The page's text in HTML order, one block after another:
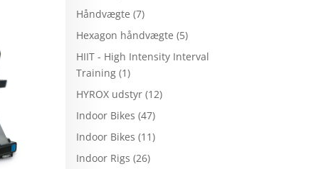
Håndvægte (7)
Hexagon håndvægte (5)
HIIT - High Intensity Interval
Training (1)
HYROX udstyr (12)
Indoor Bikes (47)
Indoor Bikes (11)
Indoor Rigs (26)